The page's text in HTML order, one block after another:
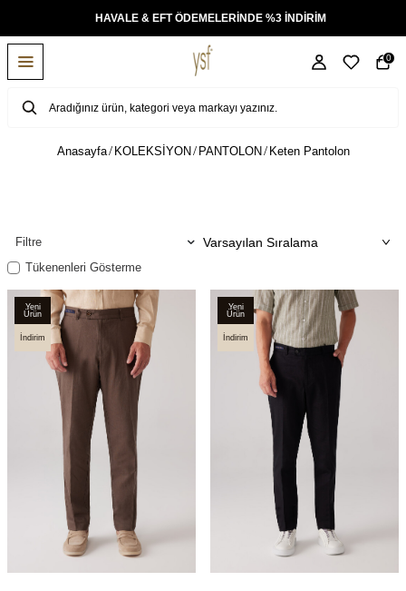
HAVALE & EFT ÖDEMELERİNDE %3 İNDİRİM
0
Anasayfa KOLEKSİYON PANTOLON Keten Pantolon
Filtre
Tükenenleri Gösterme
Yeni
Ürün
İndirim
Yeni
Ürün
İndirim